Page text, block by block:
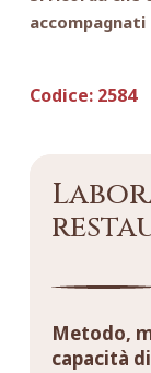
Codice:2584
Metodo,
capacità